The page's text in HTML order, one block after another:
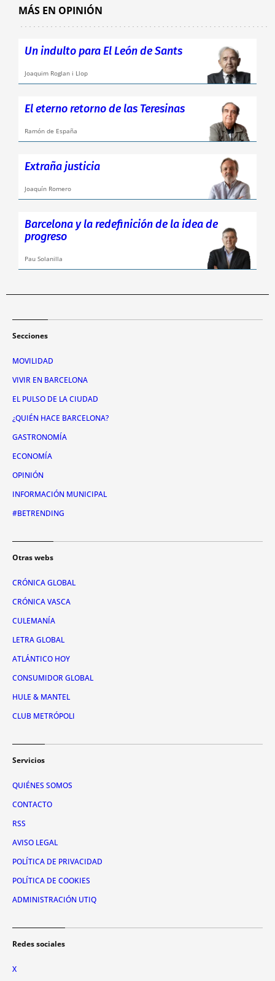
MÁS EN OPINIÓN
Un indulto para El León de Sants
Joaquim Roglan i Llop
El eterno retorno de las Teresinas
Ramón de España
Extraña justicia
Joaquín Romero
Barcelona y la redefinición de la idea de
progreso
Pau Solanilla
Secciones
MOVILIDAD
VIVIR EN BARCELONA
EL PULSO DE LA CIUDAD
¿QUIÉN HACE BARCELONA?
GASTRONOMÍA
ECONOMÍA
OPINIÓN
INFORMACIÓN MUNICIPAL
#BETRENDING
Otras webs
CRÓNICA GLOBAL
CRÓNICA VASCA
CULEMANÍA
LETRA GLOBAL
ATLÁNTICO HOY
CONSUMIDOR GLOBAL
HULE & MANTEL
CLUB METRÓPOLI
Servicios
QUIÉNES SOMOS
CONTACTO
RSS
AVISO LEGAL
POLÍTICA DE PRIVACIDAD
POLÍTICA DE COOKIES
ADMINISTRACIÓN UTIQ
Redes sociales
X